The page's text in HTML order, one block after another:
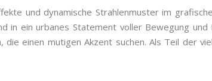
und dynamische Strahlenmuster im
in ein urbanes Statement voller Bewegung
einen mutigen Akzent suchen. Als Teil der